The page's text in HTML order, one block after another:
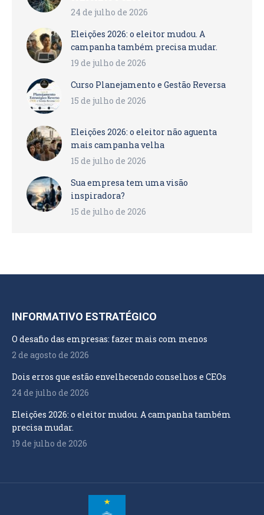
24 de julho de 2026
Eleições 2026: o eleitor mudou. A
campanha também precisa mudar.
19 de julho de 2026
Curso Planejamento e Gestão Reversa
15 de julho de 2026
Eleições 2026: o eleitor não aguenta
mais campanha velha
15 de julho de 2026
Sua empresa tem uma visão
inspiradora?
15 de julho de 2026
INFORMATIVO ESTRATÉGICO
O desafio das empresas: fazer mais com menos
2 de agosto de 2026
Dois erros que estão envelhecendo conselhos e CEOs
24 de julho de 2026
Eleições 2026: o eleitor mudou. A campanha também
precisa mudar.
19 de julho de 2026